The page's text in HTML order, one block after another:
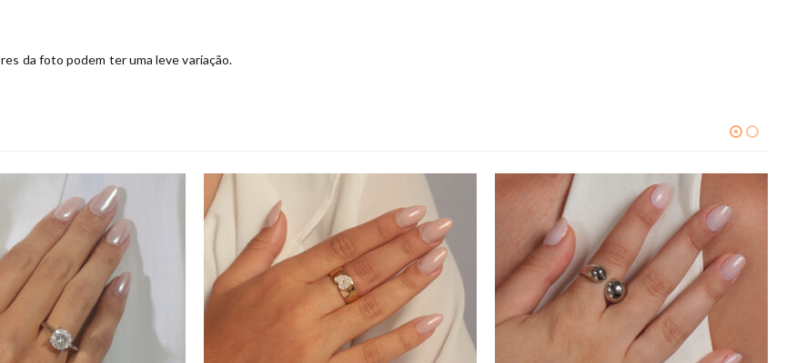
da foto podem ter uma leve variação.